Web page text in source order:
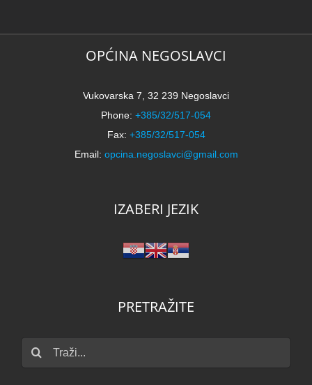
OPĆINA NEGOSLAVCI
Vukovarska 7, 32 239 Negoslavci
Phone: +385/32/517-054
Fax: +385/32/517-054
Email: opcina.negoslavci@gmail.com
IZABERI JEZIK
PRETRAŽITE
Traži...